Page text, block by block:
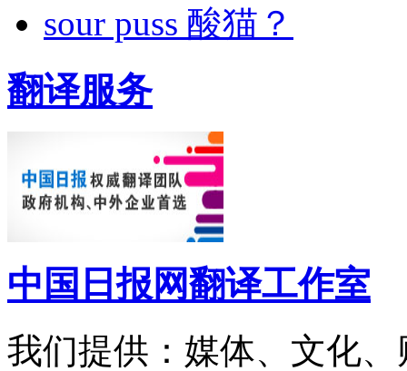
sour puss 酸猫？
翻译服务
中国日报网翻译工作室
我们提供：媒体、文化